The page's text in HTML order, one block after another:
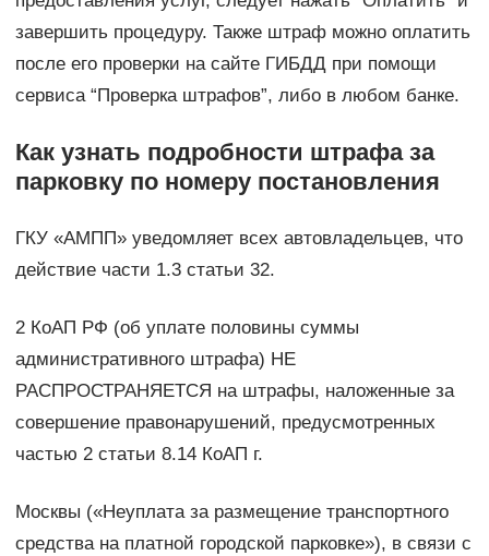
завершить процедуру. Также штраф можно оплатить
после его проверки на сайте ГИБДД при помощи
сервиса “Проверка штрафов”, либо в любом банке.
Как узнать подробности штрафа за
парковку по номеру постановления
ГКУ «АМПП» уведомляет всех автовладельцев, что
действие части 1.3 статьи 32.
2 КоАП РФ (об уплате половины суммы
административного штрафа) НЕ
РАСПРОСТРАНЯЕТСЯ на штрафы, наложенные за
совершение правонарушений, предусмотренных
частью 2 статьи 8.14 КоАП г.
Москвы («Неуплата за размещение транспортного
средства на платной городской парковке»), в связи с